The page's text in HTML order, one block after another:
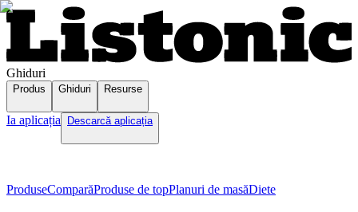
Ghiduri
Produs Ghiduri Resurse
Ia aplicația Descarcă aplicația
ProduseComparăProduse de topPlanuri de masăDiete